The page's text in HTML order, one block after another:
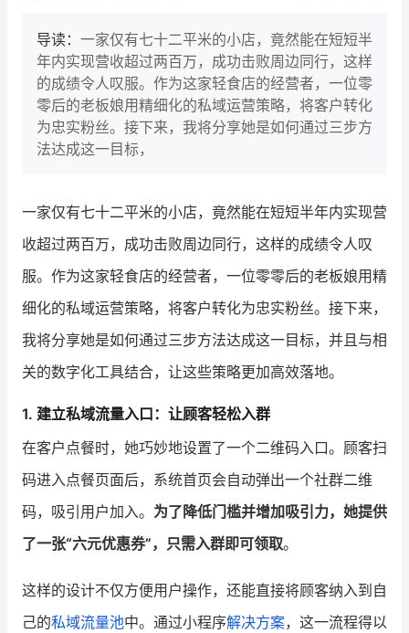
增长产品指南
智库 产品场景库
产品更新动态
新零售资讯
培训课程
增长俱乐部
增长俱乐部 有赞商盟
商家社区 社群交流
合作共进
认证服务商 设计服务商
导读： 一家仅有七十二平米的小店，竟然能在短短半
年内实现营收超过两百万，成功击败周边同行，这样
的成绩令人叹服。作为这家轻食店的经营者，一位零
零后的老板娘用精细化的私域运营策略，将客户转化
为忠实粉丝。接下来，我将分享她是如何通过三步方
法达成这一目标，
一家仅有七十二平米的小店，竟然能在短短半年内实现营
收超过两百万，成功击败周边同行，这样的成绩令人叹
服。作为这家轻食店的经营者，一位零零后的老板娘用精
细化的私域运营策略，将客户转化为忠实粉丝。接下来，
我将分享她是如何通过三步方法达成这一目标，并且与相
关的数字化工具结合，让这些策略更加高效落地。
1. 建立私域流量入口：让顾客轻松入群
在客户点餐时，她巧妙地设置了一个二维码入口。顾客扫
码进入点餐页面后，系统首页会自动弹出一个社群二维
码，吸引用户加入。 为了降低门槛并增加吸引力，她提供
了一张“六元优惠券”，只需入群即可领取。
这样的设计不仅方便用户操作，还能直接将顾客纳入到自
己的私域流量池中。通过小程序解决方案，这一流程得以